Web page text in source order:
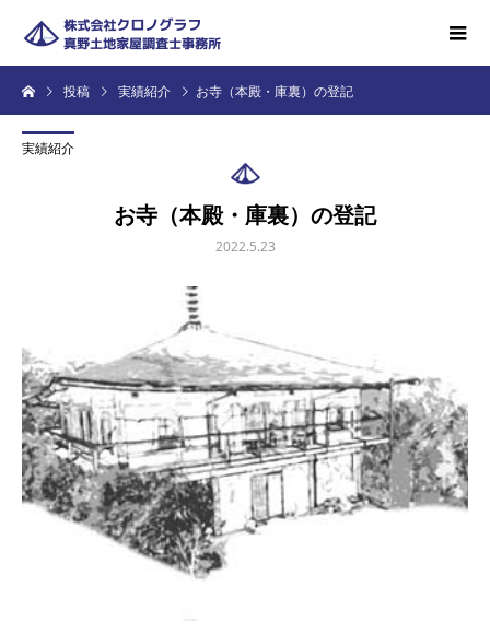
投稿 実績紹介 お寺（本殿・庫裏）の登記
実績紹介
お寺（本殿・庫裏）の登記
2022.5.23